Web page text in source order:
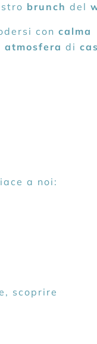
brunch del
con calma
atmosfera di
a noi:
scoprire